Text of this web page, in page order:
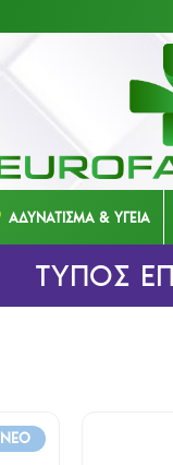
ΑΔΥΝΑΤΙΣΜΑ & ΥΓΕΙΑ
ΤΥΠΟΣ
NEO